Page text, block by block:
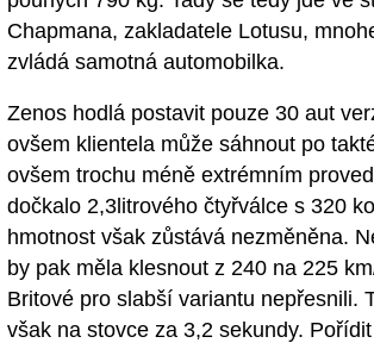
Chapmana, zakladatele Lotusu,
zvládá samotná automobilka.
Zenos hodlá postavit pouze 30 aut
ovšem klientela může sáhnout po
ovšem trochu méně extrémním
dočkalo 2,3litrového čtyřválce s 320
hmotnost však zůstává nezměněna.
by pak měla klesnout z 240 na 225
Britové pro slabší variantu nepřesnili.
však na stovce za 3,2 sekundy.